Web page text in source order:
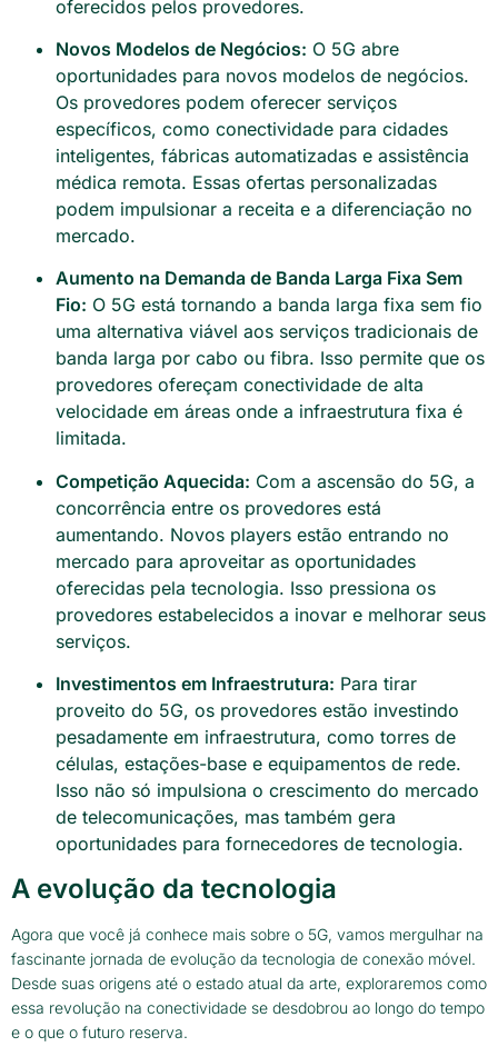
oferecidos pelos provedores.
Novos Modelos de Negócios: O 5G abre
oportunidades para novos modelos de negócios.
Os provedores podem oferecer serviços
específicos, como conectividade para cidades
inteligentes, fábricas automatizadas e assistência
médica remota. Essas ofertas personalizadas
podem impulsionar a receita e a diferenciação no
mercado.
Aumento na Demanda de Banda Larga Fixa Sem
Fio: O 5G está tornando a banda larga fixa sem fio
uma alternativa viável aos serviços tradicionais de
banda larga por cabo ou fibra. Isso permite que os
provedores ofereçam conectividade de alta
velocidade em áreas onde a infraestrutura fixa é
limitada.
Competição Aquecida: Com a ascensão do 5G, a
concorrência entre os provedores está
aumentando. Novos players estão entrando no
mercado para aproveitar as oportunidades
oferecidas pela tecnologia. Isso pressiona os
provedores estabelecidos a inovar e melhorar seus
serviços.
Investimentos em Infraestrutura: Para tirar
proveito do 5G, os provedores estão investindo
pesadamente em infraestrutura, como torres de
células, estações-base e equipamentos de rede.
Isso não só impulsiona o crescimento do mercado
de telecomunicações, mas também gera
oportunidades para fornecedores de tecnologia.
A evolução da tecnologia
Agora que você já conhece mais sobre o 5G, vamos mergulhar na
fascinante jornada de evolução da tecnologia de conexão móvel.
Desde suas origens até o estado atual da arte, exploraremos como
essa revolução na conectividade se desdobrou ao longo do tempo
e o que o futuro reserva.